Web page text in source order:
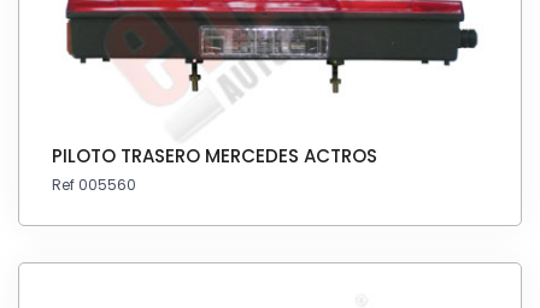
PILOTO TRASERO MERCEDES ACTROS
Ref 005560